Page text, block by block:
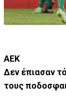
ΑΕΚ
Δεν έπιασαν
τους